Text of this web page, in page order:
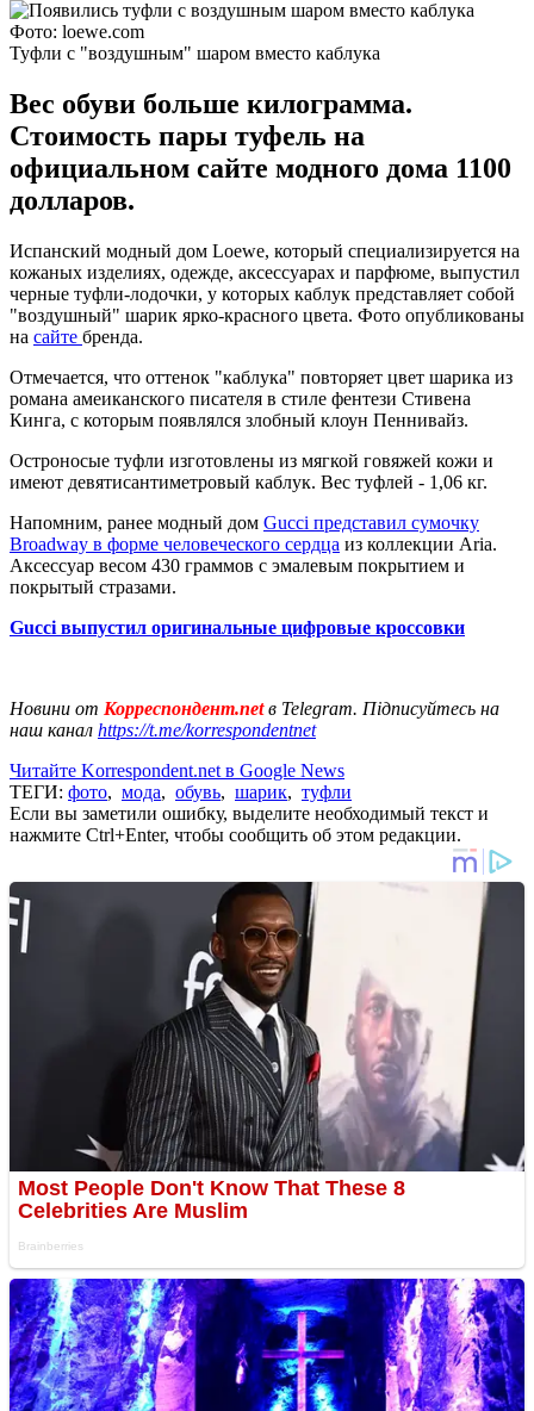
Фото: loewe.com
Туфли с "воздушным" шаром вместо каблука
Вес обуви больше килограмма.
Стоимость пары туфель на
официальном сайте модного дома 1100
долларов.
Испанский модный дом Loewe, который специализируется на
кожаных изделиях, одежде, аксессуарах и парфюме, выпустил
черные туфли-лодочки, у которых каблук представляет собой
"воздушный" шарик ярко-красного цвета. Фото опубликованы
на сайте бренда.
Отмечается, что оттенок "каблука" повторяет цвет шарика из
романа амеиканского писателя в стиле фентези Стивена
Кинга, с которым появлялся злобный клоун Пеннивайз.
Остроносые туфли изготовлены из мягкой говяжей кожи и
имеют девятисантиметровый каблук. Вес туфлей - 1,06 кг.
Напомним, ранее модный дом Gucci представил сумочку
Broadway в форме человеческого сердца из коллекции Aria.
Аксессуар весом 430 граммов с эмалевым покрытием и
покрытый стразами.
Gucci выпустил оригинальные цифровые кроссовки
Новини от Корреспондент.netв Telegram. Підписуйтесь на
наш канал https://t.me/korrespondentnet
Читайте Korrespondent.net в Google News
ТЕГИ: фото, мода, обувь, шарик, туфли
Если вы заметили ошибку, выделите необходимый текст и
нажмите Ctrl+Enter, чтобы сообщить об этом редакции.